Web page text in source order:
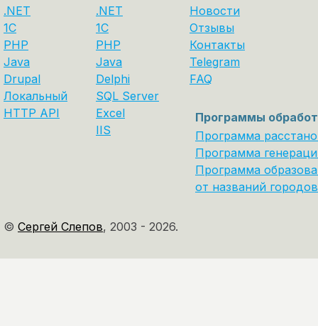
.NET
1C
PHP
Java
Drupal
Локальный
HTTP API
.NET
1С
PHP
Java
Delphi
SQL Server
Excel
IIS
Новости
Отзывы
Контакты
Telegram
FAQ
Программы
Программа
Программа
Программа
от названий
© Сергей Слепов, 2003 - 2026.